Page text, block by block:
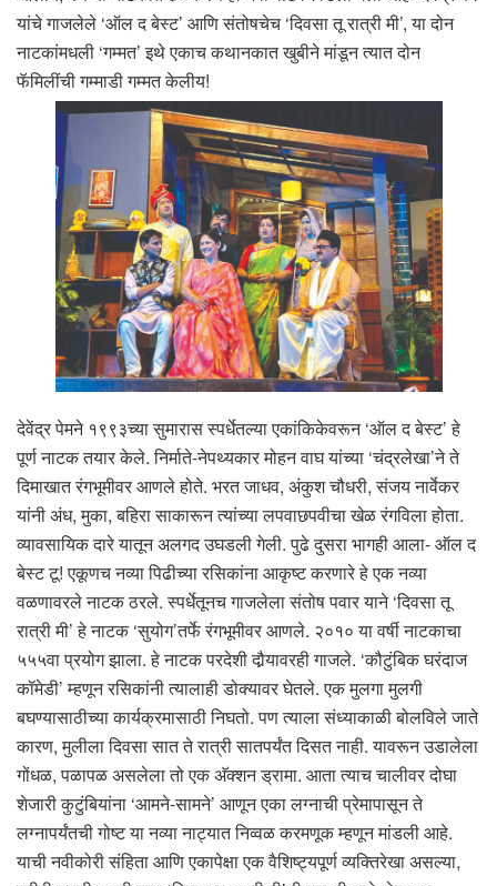
यांचे गाजलेले ‘ऑल द बेस्ट’ आणि संतोषचेच ‘दिवसा तू रात्री मी’, या दोन
नाटकांमधली ‘गम्मत’ इथे एकाच कथानकात खुबीने मांडून त्यात दोन
फॅमिलींची गम्माडी गम्मत केलीय!
देवेंद्र पेमने १९९३च्या सुमारास स्पर्धेतल्या एकांकिकेवरून ‘ऑल द बेस्ट’ हे
पूर्ण नाटक तयार केले. निर्माते-नेपथ्यकार मोहन वाघ यांच्या ‘चंद्रलेखा’ने ते
दिमाखात रंगभूमीवर आणले होते. भरत जाधव, अंकुश चौधरी, संजय नार्वेकर
यांनी अंध, मुका, बहिरा साकारून त्यांच्या लपवाछपवीचा खेळ रंगविला होता.
व्यावसायिक दारे यातून अलगद उघडली गेली. पुढे दुसरा भागही आला- ऑल द
बेस्ट टू! एकूणच नव्या पिढीच्या रसिकांना आकृष्ट करणारे हे एक नव्या
वळणावरले नाटक ठरले. स्पर्धेतूनच गाजलेला संतोष पवार याने ‘दिवसा तू
रात्री मी’ हे नाटक ‘सुयोग’तर्फे रंगभूमीवर आणले. २०१० या वर्षी नाटकाचा
५५५वा प्रयोग झाला. हे नाटक परदेशी दौर्‍यावरही गाजले. ‘कौटुंबिक घरंदाज
कॉमेडी’ म्हणून रसिकांनी त्यालाही डोक्यावर घेतले. एक मुलगा मुलगी
बघण्यासाठीच्या कार्यक्रमासाठी निघतो. पण त्याला संध्याकाळी बोलविले जाते
कारण, मुलीला दिवसा सात ते रात्री सातपर्यंत दिसत नाही. यावरून उडालेला
गोंधळ, पळापळ असलेला तो एक अ‍ॅक्शन ड्रामा. आता त्याच चालीवर दोघा
शेजारी कुटुंबियांना ‘आमने-सामने’ आणून एका लग्नाची प्रेमापासून ते
लग्नापर्यंतची गोष्ट या नव्या नाट्यात निव्वळ करमणूक म्हणून मांडली आहे.
याची नवीकोरी संहिता आणि एकापेक्षा एक वैशिष्ट्यपूर्ण व्यक्तिरेखा असल्या,